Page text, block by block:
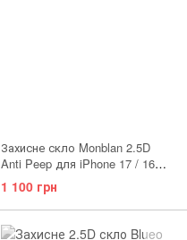
Захисне скло Monblan 2.5D
Anti Peep для iPhone 17 / 16
Pro
1 100 грн